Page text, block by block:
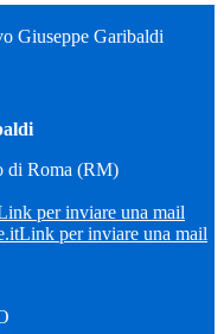
Giuseppe Garibaldi
di Roma (RM)
per inviare una mail
Link per inviare una mail